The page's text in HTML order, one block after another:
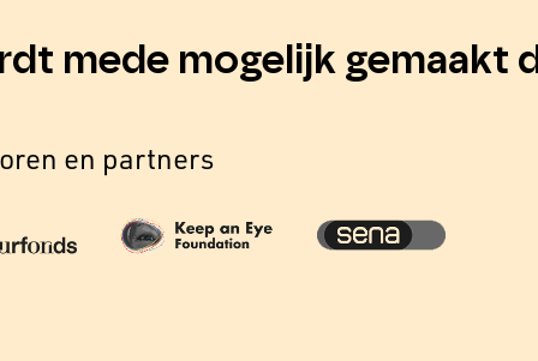
mede mogelijk gemaakt
en partners